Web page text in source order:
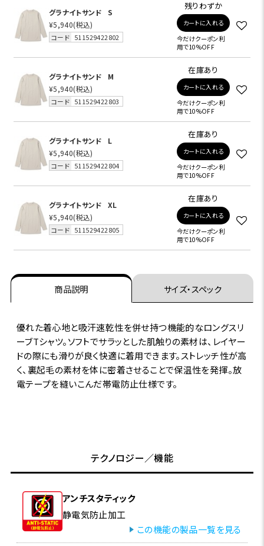
グラナイトサンド
S
¥5,940(税込)
コード 511529422802
残りわずか
カートに入れる
今だけクーポン利
用で10%OFF
グラナイトサンド
M
¥5,940(税込)
コード 511529422803
在庫あり
カートに入れる
今だけクーポン利
用で10%OFF
グラナイトサンド
L
¥5,940(税込)
コード 511529422804
在庫あり
カートに入れる
今だけクーポン利
用で10%OFF
グラナイトサンド
XL
¥5,940(税込)
コード 511529422805
在庫あり
カートに入れる
今だけクーポン利
用で10%OFF
商品説明 サイズ・スペック
優れた着心地と吸汗速乾性を併せ持つ機能的なロングスリ
ーブTシャツ。ソフトでサラッとした肌触りの素材は、レイヤー
ドの際にも滑りが良く快適に着用できます。ストレッチ性が高
く、裏起毛の素材を体に密着させることで保温性を発揮。放
電テープを縫いこんだ帯電防止仕様です。
テクノロジー／機能
アンチスタティック
静電気防止加工
この機能の製品一覧を見る